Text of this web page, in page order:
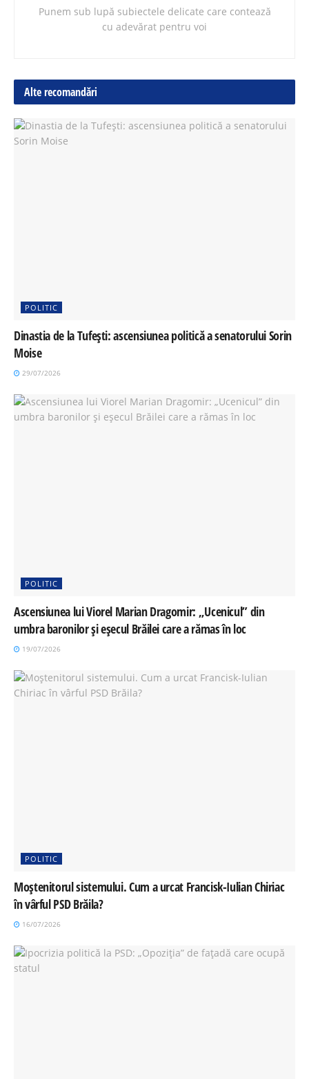
Punem sub lupă subiectele delicate care contează
cu adevărat pentru voi
Alte recomandări
POLITIC
Dinastia de la Tufești: ascensiunea politică a senatorului Sorin
Moise
29/07/2026
POLITIC
Ascensiunea lui Viorel Marian Dragomir: „Ucenicul” din
umbra baronilor și eșecul Brăilei care a rămas în loc
19/07/2026
POLITIC
Moștenitorul sistemului. Cum a urcat Francisk-Iulian Chiriac
în vârful PSD Brăila?
16/07/2026